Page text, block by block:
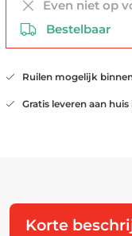
Even niet op
Bestelbaar
Ruilen mogelijk
Gratis leveren aan
Korte